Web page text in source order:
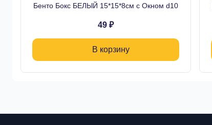
Бенто Бокс БЕЛЫЙ 15*15*8см с Окном d10
49 ₽
В корзину